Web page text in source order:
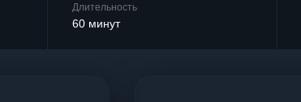
Длительность
60 минут